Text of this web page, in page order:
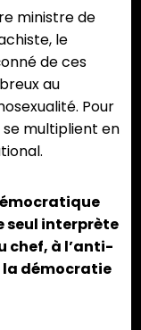
ministre de
le
de ces
au
Pour
se multiplient en
seul interprète
chef, à l’anti-
la démocratie